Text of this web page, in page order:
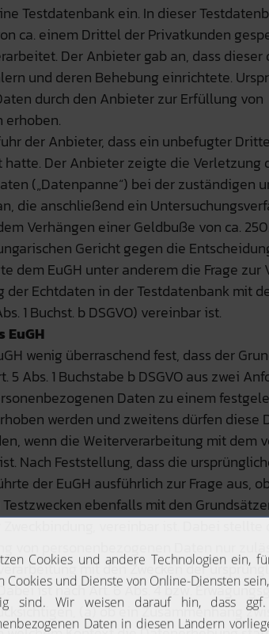
Testdatenbank ein. In dieser
ca. einem Drittel der Privatkunden
Der Anbieter gab an, dass dieser
und deren Behebung einrichtete.
durch den Anbieter zur Erfüllung von
der Anbieter, dass ein unbefugter
Der Anbieter zeigte die Verletzung
(„Datenpanne“) bei der zuständigen
die anschließend ein
Verhängen einer Geldbuße von ca.
Gericht gegen die
dem EuGH unter anderem die Frage zur
der Echtdaten in der Testdatenbank mit
1 Buchst. b DSGVO) vereinbar ist.
EuGH
wenig überraschend fest, dass der
5 Abs. 1 Buchstabe b DSGVO aus zwei
Daten zu einem
werden und zweitens dürfen diese
wenn die Weiterverarbeitung mit dem
Nach Feststellung, dass die
der EuGH ausführlich zur Frage aus,
ebenfalls mit den
vereinbar ist. Dabei stellte
von personenbezogenen Daten nur
mit den Zwecken der
ist nach Art. 6 Abs. 4 bzw.
(a) ob ein Zusammenhang